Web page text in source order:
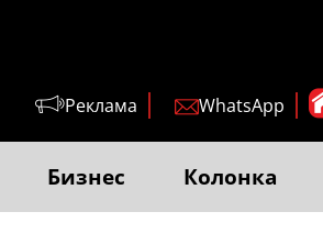
Реклама WhatsApp
Бизнес Колонка